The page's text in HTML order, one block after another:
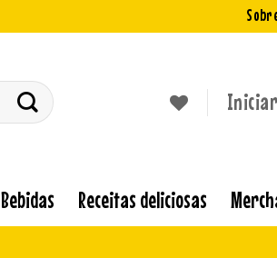
Bebidas Receitas deliciosas